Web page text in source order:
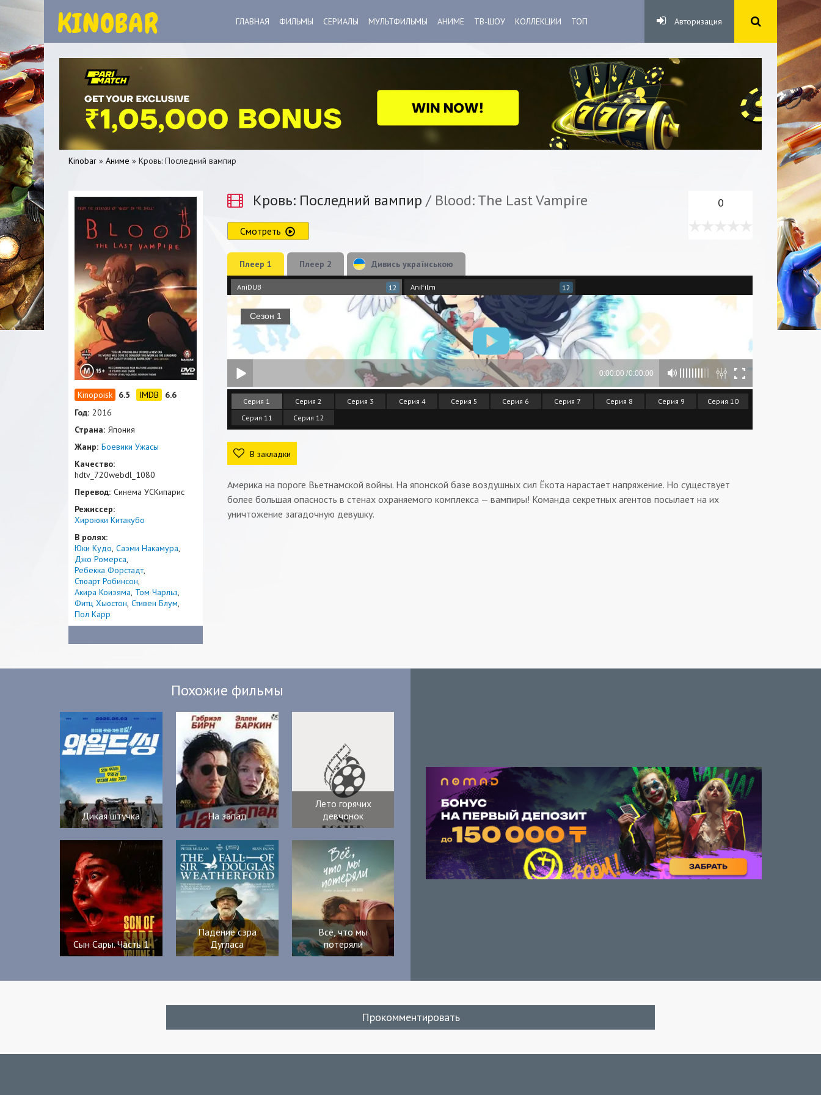
ГЛАВНАЯ ФИЛЬМЫ СЕРИАЛЫ МУЛЬТФИЛЬМЫ АНИМЕ ТВ-ШОУ КОЛЛЕКЦИИ ТОП Авторизация
Kinobar » Аниме » Кровь: Последний вампир
Кровь: Последний вампир / Blood: The Last Vampire 0
0
1 2 3 4 5 Смотреть
Плеер 1 Плеер 2 Дивись українською
AniDUB 12 AniFilm 12
Серия 1 Серия 2 Серия 3 Серия 4 Серия 5 Серия 6 Серия 7 Серия 8 Серия 9
Серия 10
Серия 11
Серия 12
В закладки
Америка на пороге Вьетнамской войны. На японской базе воздушных сил Ёкота нарастает напряжение. Но существует
более большая опасность в стенах охраняемого комплекса — вампиры! Команда секретных агентов посылает на их
уничтожение загадочную девушку.
6.5
6.6
Год: 2016
Страна: Япония
Жанр: Боевики Ужасы
Качество:
hdtv_720webdl_1080
Перевод: Синема УСКипарис
Режиссер:
Хироюки Китакубо
В ролях:
Юки Кудо Саэми Накамура
Джо Ромерса
Ребекка Форстадт
Стюарт Робинсон
Акира Коиэяма Том Чарльз
Фитц Хьюстон Стивен Блум
Пол Карр
Похожие фильмы
Дикая штучка На запад
Лето горячих
девчонок
Сын Сары. Часть 1
Падение сэра
Дугласа
Всё, что мы
потеряли
Прокомментировать